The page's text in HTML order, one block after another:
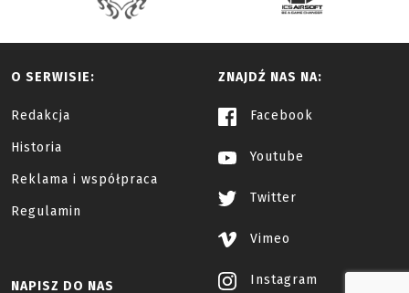
O SERWISIE:
Redakcja
Historia
Reklama i współpraca
Regulamin
ZNAJDŹ NAS NA:
Facebook
Youtube
Twitter
Vimeo
Instagram
NAPISZ DO NAS